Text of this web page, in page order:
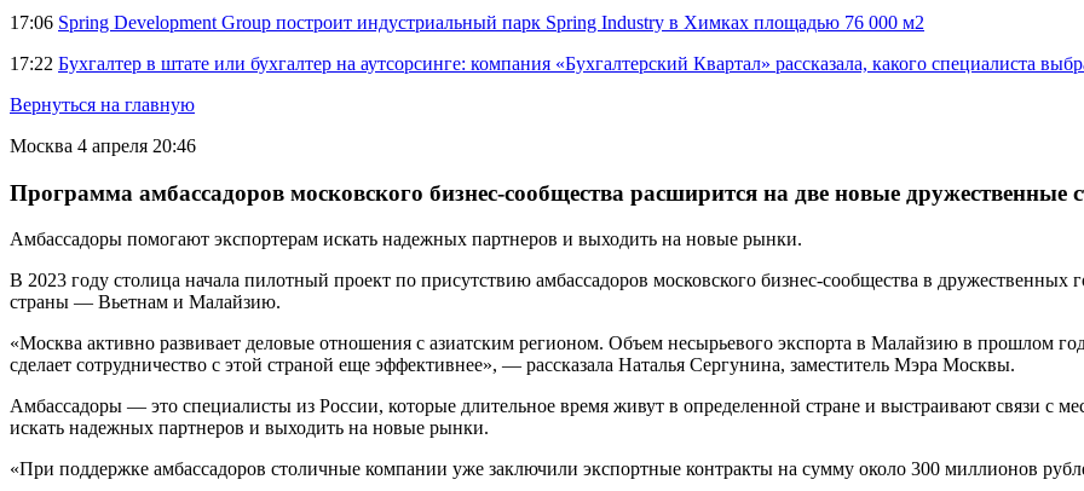
17:06 Spring Development Group построит индустриальный парк Spring Industry в Химках площадью 76 000 м2
17:22 Бухгалтер в штате или бухгалтер на аутсорсинге: компания «Бухгалтерский Квартал» рассказала, какого специалиста
Вернуться на главную
Москва 4 апреля 20:46
Программа амбассадоров московского бизнес-сообщества расширится на две новые дружественные
Амбассадоры помогают экспортерам искать надежных партнеров и выходить на новые рынки.
В 2023 году столица начала пилотный проект по присутствию амбассадоров московского бизнес-сообщества в дружественных
страны — Вьетнам и Малайзию.
«Москва активно развивает деловые отношения с азиатским регионом. Объем несырьевого экспорта в Малайзию в прошлом
сделает сотрудничество с этой страной еще эффективнее», — рассказала Наталья Сергунина, заместитель Мэра Москвы.
Амбассадоры — это специалисты из России, которые длительное время живут в определенной стране и выстраивают связи с
искать надежных партнеров и выходить на новые рынки.
«При поддержке амбассадоров столичные компании уже заключили экспортные контракты на сумму около 300 миллионов